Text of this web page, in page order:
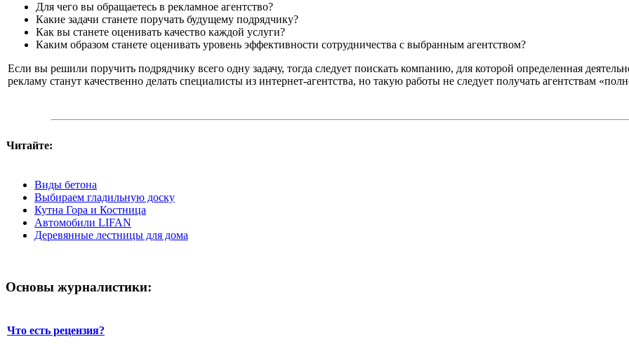
Для чего вы обращаетесь в рекламное агентство?
Какие задачи станете поручать будущему подрядчику?
Как вы станете оценивать качество каждой услуги?
Каким образом станете оценивать уровень эффективности сотрудничества с выбранным агентством?
Если вы решили поручить подрядчику всего одну задачу, тогда следует поискать компанию, для которой определенная
рекламу станут качественно делать специалисты из интернет-агентства, но такую работы не следует получать агентствам
Читайте:
Виды бетона
Выбираем гладильную доску
Кутна Гора и Костница
Автомобили LIFAN
Деревянные лестницы для дома
Основы журналистики:
Что есть рецензия?